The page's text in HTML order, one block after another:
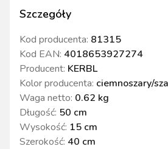
Szczegóły
Kod producenta: 81315
Kod EAN: 4018653927274
Producent: KERBL
Kolor producenta: ciemnoszary/
Waga netto: 0.62 kg
Długość: 50 cm
Wysokość: 15 cm
Szerokość: 40 cm